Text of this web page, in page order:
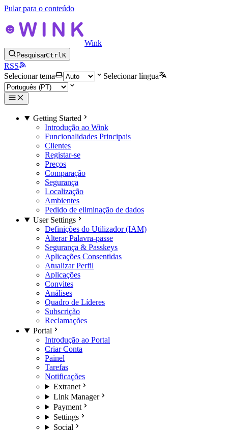
Pular para o conteúdo
Wink
PesquisarCtrlK
RSS
Selecionar tema
Selecionar língua
Getting Started
Introdução ao Wink
Funcionalidades Principais
Clientes
Registar-se
Preços
Comparação
Segurança
Localização
Ambientes
Pedido de eliminação de dados
User Settings
Definições do Utilizador (IAM)
Alterar Palavra-passe
Segurança & Passkeys
Aplicações Consentidas
Atualizar Perfil
Aplicações
Convites
Análises
Quadro de Líderes
Subscrição
Reclamações
Portal
Introdução ao Portal
Criar Conta
Painel
Tarefas
Notificações
Extranet
Link Manager
Payment
Settings
Social